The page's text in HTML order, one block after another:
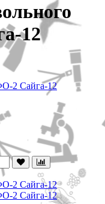
12